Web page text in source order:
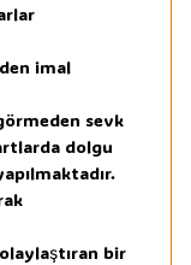
imal
sevk
dolgu
bir